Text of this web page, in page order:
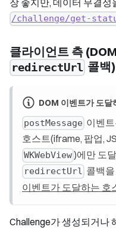
장 좋지만, 데이터 무결
/challenge/get-
클라이언트 측
redirectUrl 콜백)
DOM 이벤트가 도달
postMessage 이벤
호스트(iframe, 팝업,
WKWebView)에만 도
redirectUrl 콜백
이벤트가 도달하는 호
Challenge가 생성되거나